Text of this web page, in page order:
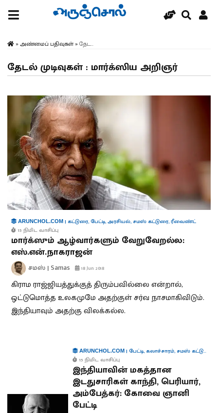
» அண்மைப் பதிவுகள்» தேட...
தேடல் முடிவுகள் : மார்க்ஸிய அறிஞர்
ARUNCHOL.COM | கட்டுரை, பேட்டி,அரசியல், சமஸ் கட்டுரை,ரீவைண்ட்
15 நிமிட வாசிப்பு
மார்க்ஸும் ஆழ்வார்களும் வேறுவேறல்ல:
எஸ்.என்.நாகராஜன்
சமஸ் | Samas 18 Jun 2018
கிராம ராஜ்ஜியத்துக்குத் திரும்பவில்லை என்றால்,
ஒட்டுமொத்த உலகமுமே அதற்குள் சர்வ நாசமாகிவிடும்.
இந்தியாவும் அதற்கு விலக்கல்ல.
ARUNCHOL.COM| பேட்டி, கலாச்சாரம், சமஸ் கட்டுரை
15 நிமிட வாசிப்பு
இந்தியாவின் மகத்தான
இடதுசாரிகள் காந்தி, பெரியார்,
அம்பேத்கர்: கோவை ஞானி
பேட்டி